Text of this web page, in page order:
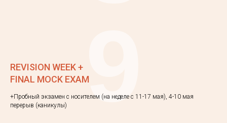
REVISION WEEK +
FINAL MOCK EXAM
+Пробный экзамен с носителем (на неделе с 11-17 мая), 4-10 мая
перерыв (каникулы)
9